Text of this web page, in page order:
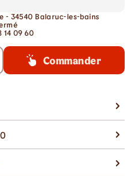
- 34540 Balaruc-les-bains
14 09 60
Commander